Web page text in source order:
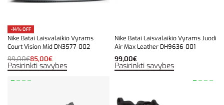
-14% OFF
Nike Batai Laisvalaikio Vyrams
Court Vision Mid DN3577-002
99,00€85,00€
Pasirinkti savybes
Nike Batai Laisvalaikio Vyrams Juodi
Air Max Leather DH9636-001
99,00€
Pasirinkti savybes